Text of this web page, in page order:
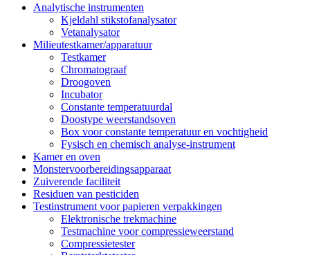
Analytische instrumenten
Kjeldahl stikstofanalysator
Vetanalysator
Milieutestkamer/apparatuur
Testkamer
Chromatograaf
Droogoven
Incubator
Constante temperatuurdal
Doostype weerstandsoven
Box voor constante temperatuur en vochtigheid
Fysisch en chemisch analyse-instrument
Kamer en oven
Monstervoorbereidingsapparaat
Zuiverende faciliteit
Residuen van pesticiden
Testinstrument voor papieren verpakkingen
Elektronische trekmachine
Testmachine voor compressieweerstand
Compressietester